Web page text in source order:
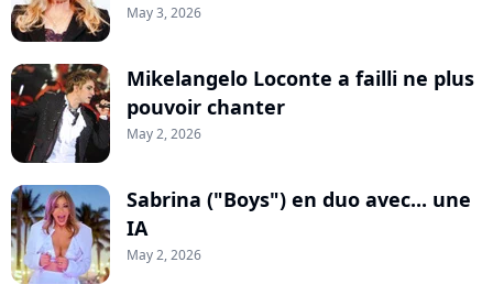
May 3, 2026
Mikelangelo Loconte a failli ne plus
pouvoir chanter
May 2, 2026
Sabrina ("Boys") en duo avec... une
IA
May 2, 2026